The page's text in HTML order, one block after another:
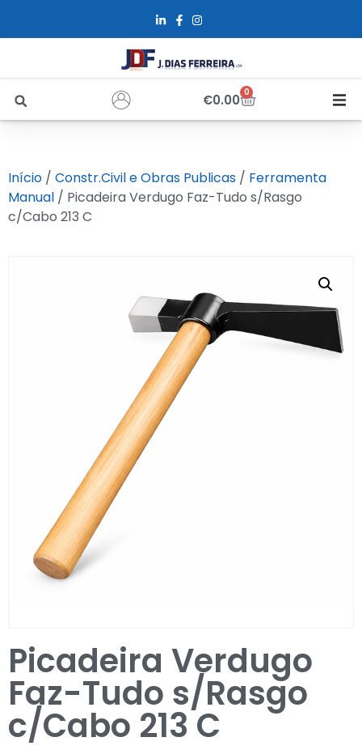
€0.00 0
Sobre Nós
Recrutamento
Contactos
Entrar / Registar
Início / Constr.Civil e Obras Publicas / Ferramenta
Manual / Picadeira Verdugo Faz-Tudo s/Rasgo
c/Cabo 213 C
Picadeira Verdugo
Faz-Tudo s/Rasgo
c/Cabo 213 C